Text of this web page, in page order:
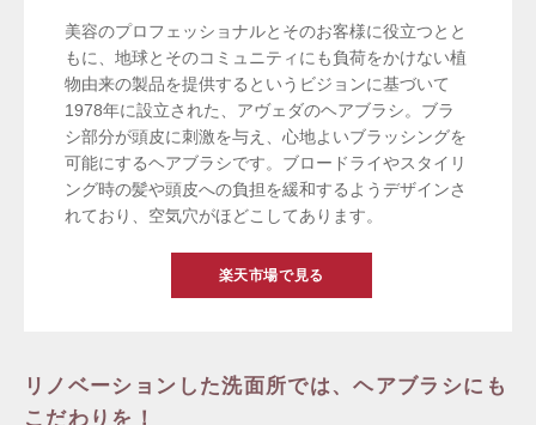
美容のプロフェッショナルとそのお客様に役立つとと
もに、地球とそのコミュニティにも負荷をかけない植
物由来の製品を提供するというビジョンに基づいて
1978年に設立された、アヴェダのヘアブラシ。ブラ
シ部分が頭皮に刺激を与え、心地よいブラッシングを
可能にするヘアブラシです。ブロードライやスタイリ
ング時の髪や頭皮への負担を緩和するようデザインさ
れており、空気穴がほどこしてあります。
楽天市場で見る
リノベーションした洗面所では、ヘアブラシにも
こだわりを！